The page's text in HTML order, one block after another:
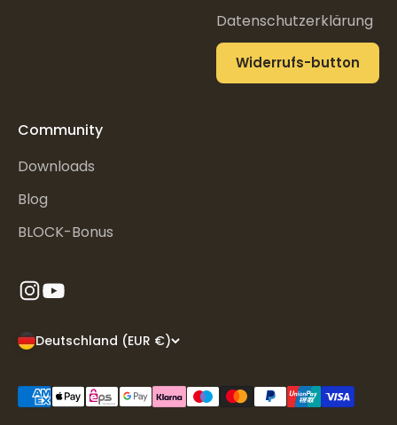
Datenschutzerklärung
Widerrufs-button
Community
Downloads
Blog
BLOCK-Bonus
Deutschland (EUR €)